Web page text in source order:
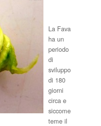
La Fava
ha un
periodo
di
sviluppo
di 180
giorni
circa e
siccome
teme il